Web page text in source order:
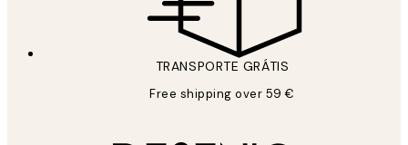
TRANSPORTE GRÁTIS
Free shipping over 59 €